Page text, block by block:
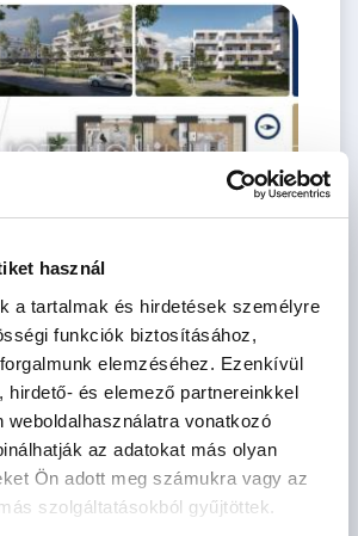
használ
a tartalmak és hirdetések személyre
funkciók biztosításához,
elemzéséhez. Ezenkívül
hirdető- és elemező partnereinkkel
weboldalhasználatra vonatkozó
az adatokat más olyan
Ön adott meg számukra vagy az
szolgáltatásokból gyűjtöttek.